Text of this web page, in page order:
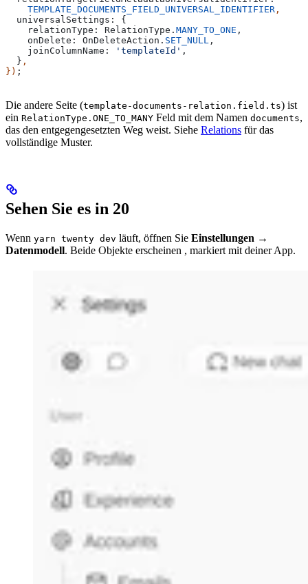
    TEMPLATE_DOCUMENTS_FIELD_UNIVERSAL_IDENTIFIER
,
  universalSettings:
{
    relationType:
RelationType . MANY_TO_ONE ,
    onDelete:
OnDeleteAction . SET_NULL ,
    joinColumnName:
'templateId' ,
  }
,
}) ;
Die andere Seite (template-documents-relation.field.ts) ist
ein RelationType.ONE_TO_MANY Feld mit dem Namen documents,
das den entgegengesetzten Weg weist. Siehe Relations für das
vollständige Muster.
Sehen Sie es in 20
Wenn yarn twenty dev läuft, öffnen Sie Einstellungen →
Datenmodell. Beide Objekte erscheinen , markiert mit deiner App.